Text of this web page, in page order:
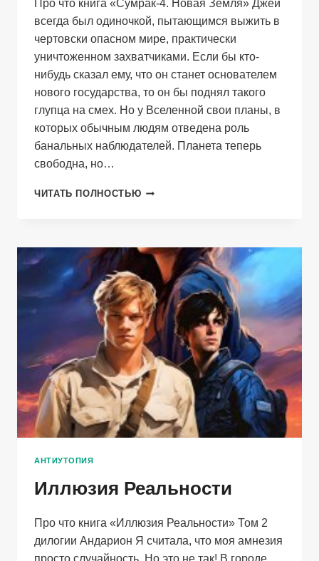
Про что книга «Сумрак-4. Новая Земля» Джей
всегда был одиночкой, пытающимся выжить в
чертовски опасном мире, практически
уничтоженном захватчиками. Если бы кто-
нибудь сказал ему, что он станет основателем
нового государства, то он бы поднял такого
глупца на смех. Но у Вселенной свои планы, в
которых обычным людям отведена роль
банальных наблюдателей. Планета теперь
свободна, но…
ЧИТАТЬ ПОЛНОСТЬЮ СУМРАК-4.
АНТИУТОПИЯ
Иллюзия Реальности
Про что книга «Иллюзия Реальности» Том 2
дилогии Андарион Я считала, что моя амнезия